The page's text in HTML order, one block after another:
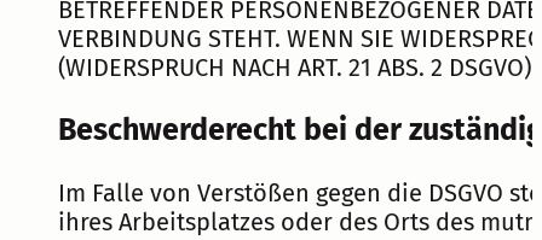
BETREFFENDER PERSONENBEZOGENER
VERBINDUNG STEHT. WENN SIE
(WIDERSPRUCH NACH ART. 21 ABS. 2 DSGVO).
Beschwerde­recht bei der
Im Falle von Verstößen gegen die DSGVO
ihres Arbeitsplatzes oder des Orts des